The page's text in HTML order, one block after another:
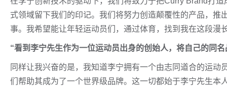
式领域留下我们的印记。我们将努力创造颠覆性的产品，推
事。我希望能让年轻运动员们，通过体育，找到我在这段漫
“看到李宁先生作为一位运动员出身的创始人，将自己的同
同样让我兴奋的是，我知道李宁拥有一个由志同道合的运
们帮助其成为了一个世界级品牌。这一切都始于李宁先生本